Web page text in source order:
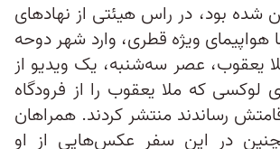
شده بود، در راس هیئتی از نهادهای
هواپیمای ویژه قطری، وارد شهر دوحه
یعقوب، عصر سه‌شنبه، یک ویدیو از
لوکسی که ملا یعقوب را از فرودگاه
رساندند منتشر کردند. همراهان
در این سفر عکس‌هایی از او